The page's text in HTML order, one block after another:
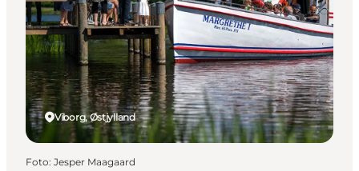
Byer og steder
Planlæg ferien
Transport
Viborg, Østjylland
Foto: Jesper Maagaard